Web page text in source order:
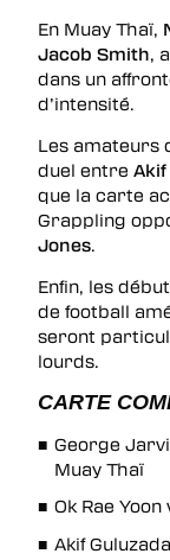
En Muay Thaï,
Jacob Smith,
dans un
d’intensité.
Les amateurs
duel entre Akif
que la carte
Grappling
Jones.
Enfin, les
de football
seront
lourds.
CARTE
George
Muay Thaï
Ok Rae
Akif